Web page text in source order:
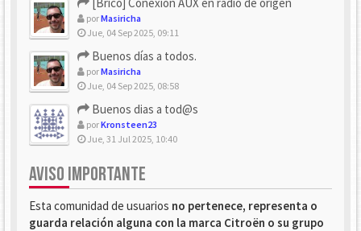
porMasiricha
Jue, 04 Sep 2025, 09:11
Buenos días a todos.
porMasiricha
Jue, 04 Sep 2025, 08:58
Buenos dias a tod@s
porKronsteen23
Jue, 31 Jul 2025, 10:40
AVISO IMPORTANTE
Esta comunidad de usuarios no pertenece, representa o
guarda relación alguna con la marca Citroën o su grupo